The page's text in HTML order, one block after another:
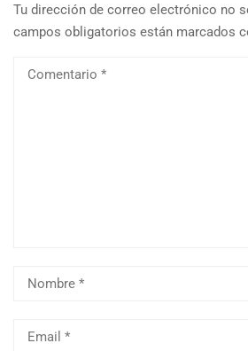
Tu dirección de correo electrónico no
campos obligatorios están marcados